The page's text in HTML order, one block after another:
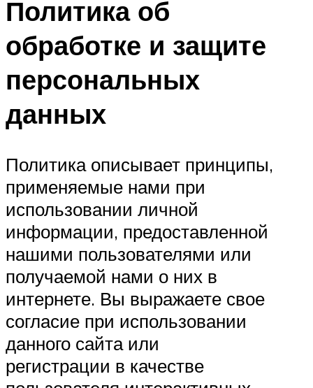
Политика об
обработке и защите
персональных
данных
Политика описывает принципы,
применяемые нами при
использовании личной
информации, предоставленной
нашими пользователями или
получаемой нами о них в
интернете. Вы выражаете свое
согласие при использовании
данного сайта или
регистрации в качестве